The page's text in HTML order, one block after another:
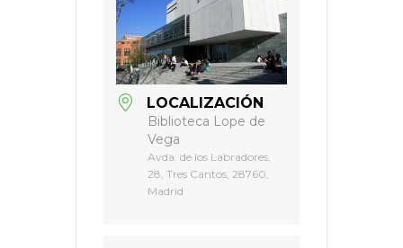
LOCALIZACIÓN
Biblioteca Lope de
Vega
Avda. de los Labradores,
28, Tres Cantos, 28760,
Madrid